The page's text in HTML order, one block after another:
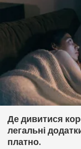
Де дивитися
легальні
платно.